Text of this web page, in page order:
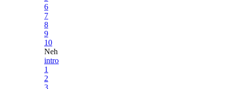
6
7
8
9
10
Neh
intro
1
2
3